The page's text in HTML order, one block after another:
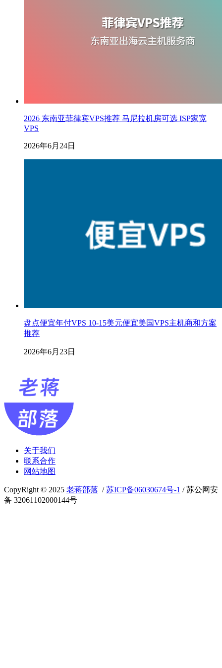
2026 东南亚菲律宾VPS推荐 马尼拉机房可选 ISP家宽
VPS
2026年6月24日
盘点便宜年付VPS 10-15美元便宜美国VPS主机商和方案
推荐
2026年6月23日
关于我们
联系合作
网站地图
CopyRight © 2025 老蒋部落 /苏ICP备06030674号-1 / 苏公网安
备 32061102000144号